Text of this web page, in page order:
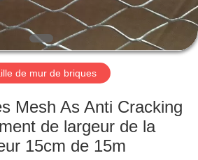
de mur de briques
Mesh As Anti Cracking
de largeur de la
15cm de 15m